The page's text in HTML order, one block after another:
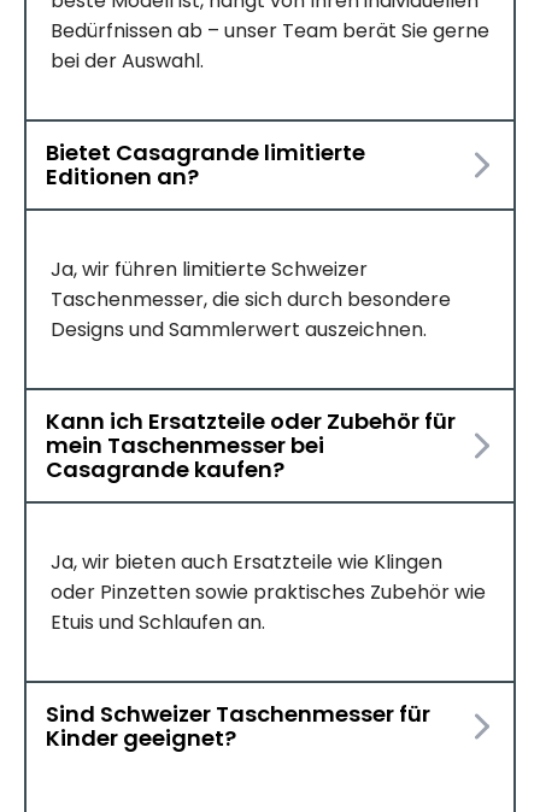
Bedürfnissen ab – unser Team berät Sie gerne
bei der Auswahl.
Bietet Casagrande limitierte
Editionen an?
Ja, wir führen limitierte Schweizer
Taschenmesser, die sich durch besondere
Designs und Sammlerwert auszeichnen.
Kann ich Ersatzteile oder Zubehör für
mein Taschenmesser bei
Casagrande kaufen?
Ja, wir bieten auch Ersatzteile wie Klingen
oder Pinzetten sowie praktisches Zubehör wie
Etuis und Schlaufen an.
Sind Schweizer Taschenmesser für
Kinder geeignet?